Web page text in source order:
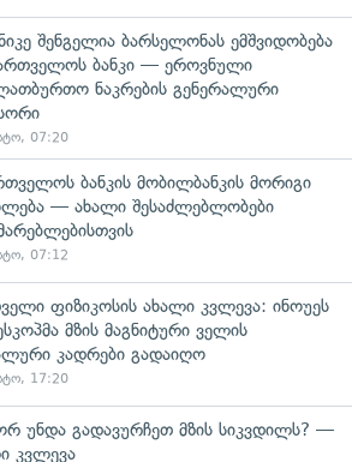
შენგელია ბარსელონას ემშვიდობება
ბანკი — ეროვნული
ნაკრების გენერალური
07:20
ბანკის მობილბანკის მორიგი
— ახალი შესაძლებლობები
07:12
ფიზიკოსის ახალი კვლევა: ინოუეს
მზის მაგნიტური ველის
კადრები გადაიღო
17:20
უნდა გადავურჩეთ მზის სიკვდილს? —
კვლევა